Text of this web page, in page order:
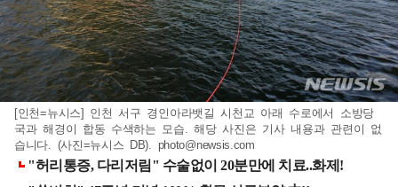
[인천=뉴시스] 인천 서구 경인아라뱃길 시천교 아래 수로에서 소방당
국과 해경이 합동 수색하는 모습. 해당 사진은 기사 내용과 관련이 없
습니다. (사진=뉴시스 DB). photo@newsis.com